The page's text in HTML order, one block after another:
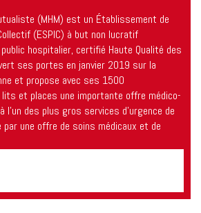
(MHM) est un Établissement de
(ESPIC) à but non lucratif
hospitalier, certifié Haute Qualité des
ses portes en janvier 2019 sur la
et propose avec ses 1500
et places une importante offre médico-
des plus gros services d’urgence de
une offre de soins médicaux et de